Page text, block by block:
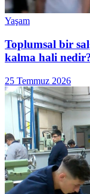
Yaşam
Toplumsal bir
kalma hali
25 Temmuz 2026